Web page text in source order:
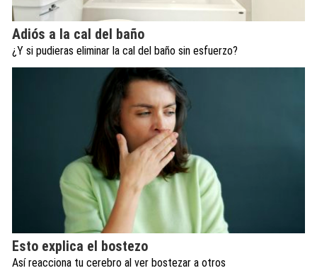
Adiós a la cal del baño
¿Y si pudieras eliminar la cal del baño sin esfuerzo?
Esto explica el bostezo
Así reacciona tu cerebro al ver bostezar a otros